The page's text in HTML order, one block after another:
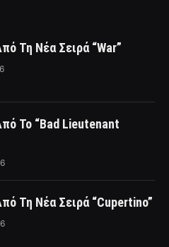
Τη Νέα Σειρά “War”
Το “Bad Lieutenant
Τη Νέα Σειρά “Cupertino”